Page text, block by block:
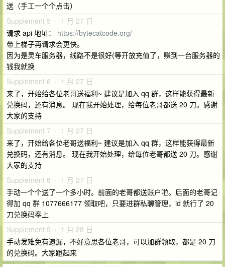
送（手工一个个点击）
Supplement 5 · 1 月 27 日
请求 api 地址： https://bytecatcode.org/
带上梯子再请求会更快。
因为是灵车服务器，线路不是很好(等开放充值了，赚到一台服务器的
钱我就换
Supplement 6 · 1 月 27 日
来了，开始给各位老哥送福利~ 建议是加入 qq 群，这样能获得最新
兑换码，还有消息。 现在我开始处理，给每位老哥都送 20 刀。感谢
大家的支持
Supplement 7 · 1 月 27 日
来了，开始给各位老哥送福利~ 建议是加入 qq 群，这样能获得最新
兑换码，还有消息。 现在我开始处理，给每位老哥都送 20 刀。感谢
大家的支持
Supplement 8 · 1 月 27 日
手动一个个送了一个多小时。前面的老哥都送账户啦。后面的老哥记
得加 qq 群 1077666177 领取吧，只要进群私聊管理，id 就行了 20
刀兑换码奉上
Supplement 9 · 1 月 28 日
手动发难免有遗漏，不好意思各位老哥，可以加群领取，都是 20 刀
的兑换码。大家蹬起来